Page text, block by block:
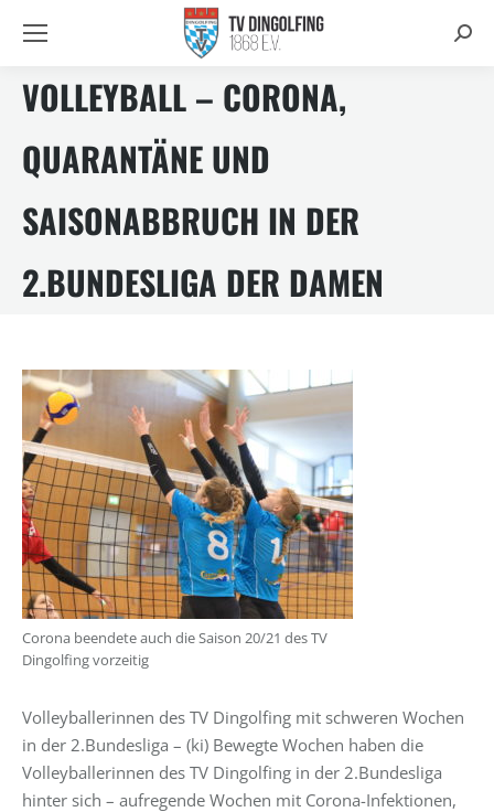
VOLLEYBALL – CORONA,
QUARANTÄNE UND
SAISONABBRUCH IN DER
2.BUNDESLIGA DER DAMEN
Corona beendete auch die Saison 20/21 des TV
Dingolfing vorzeitig
Volleyballerinnen des TV Dingolfing mit schweren Wochen
in der 2.Bundesliga – (ki) Bewegte Wochen haben die
Volleyballerinnen des TV Dingolfing in der 2.Bundesliga
hinter sich – aufregende Wochen mit Corona-Infektionen,